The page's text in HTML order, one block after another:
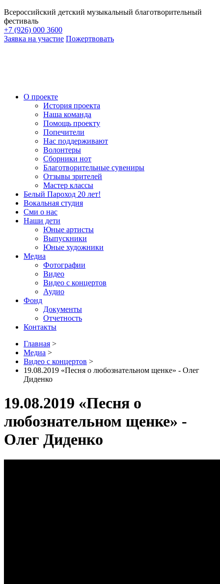
Всероссийский детский музыкальный благотворительный
фестиваль
+7 (926) 000 3600
Заявка на участие Пожертвовать
О проекте
История проекта
Наша команда
Помощь проекту
Попечители
Нас поддерживают
Волонтеры
Сборники нот
Благотворительные сувениры
Отзывы зрителей
Мастер классы
Белый Пароход 20 лет!
Вокальная студия
Сми о нас
Наши дети
Юные артисты
Выпускники
Юные художники
Медиа
Фотографии
Видео
Видео с концертов
Аудио
Фонд
Документы
Отчетность
Контакты
Главная >
Медиа >
Видео с концертов >
19.08.2019 «Песня о любознательном щенке» - Олег
Диденко
19.08.2019 «Песня о
любознательном щенке» -
Олег Диденко